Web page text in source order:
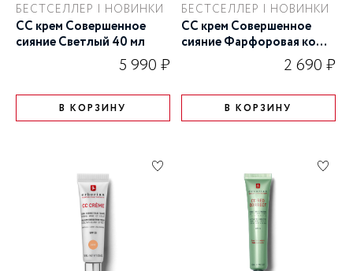
БЕСТСЕЛЛЕР | НОВИНКИ
СС крем Совершенное
сияние Cветлый 40 мл
5 990 ₽
В КОРЗИНУ
БЕСТСЕЛЛЕР | НОВИНКИ
СС крем Совершенное
сияние Фарфоровая кожа
2 690 ₽
В КОРЗИНУ